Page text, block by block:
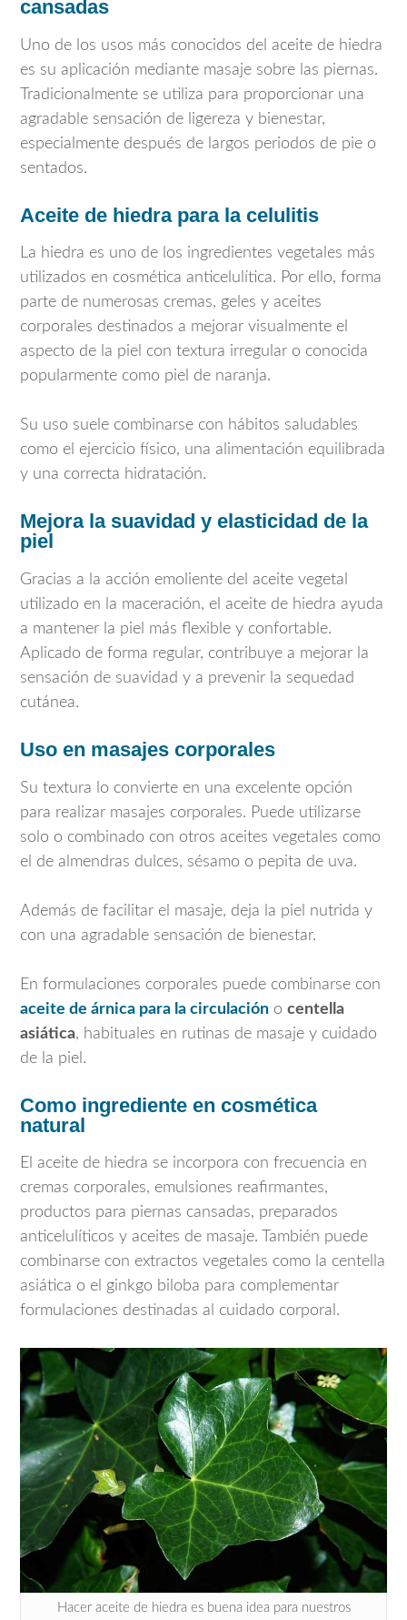
cansadas
Uno de los usos más conocidos del aceite de hiedra
es su aplicación mediante masaje sobre las piernas.
Tradicionalmente se utiliza para proporcionar una
agradable sensación de ligereza y bienestar,
especialmente después de largos periodos de pie o
sentados.
Aceite de hiedra para la celulitis
La hiedra es uno de los ingredientes vegetales más
utilizados en cosmética anticelulítica. Por ello, forma
parte de numerosas cremas, geles y aceites
corporales destinados a mejorar visualmente el
aspecto de la piel con textura irregular o conocida
popularmente como piel de naranja.
Su uso suele combinarse con hábitos saludables
como el ejercicio físico, una alimentación equilibrada
y una correcta hidratación.
Mejora la suavidad y elasticidad de la
piel
Gracias a la acción emoliente del aceite vegetal
utilizado en la maceración, el aceite de hiedra ayuda
a mantener la piel más flexible y confortable.
Aplicado de forma regular, contribuye a mejorar la
sensación de suavidad y a prevenir la sequedad
cutánea.
Uso en masajes corporales
Su textura lo convierte en una excelente opción
para realizar masajes corporales. Puede utilizarse
solo o combinado con otros aceites vegetales como
el de almendras dulces, sésamo o pepita de uva.
Además de facilitar el masaje, deja la piel nutrida y
con una agradable sensación de bienestar.
En formulaciones corporales puede combinarse con
aceite de árnica para la circulación o centella
asiática, habituales en rutinas de masaje y cuidado
de la piel.
Como ingrediente en cosmética
natural
El aceite de hiedra se incorpora con frecuencia en
cremas corporales, emulsiones reafirmantes,
productos para piernas cansadas, preparados
anticelulíticos y aceites de masaje. También puede
combinarse con extractos vegetales como la centella
asiática o el ginkgo biloba para complementar
formulaciones destinadas al cuidado corporal.
Hacer aceite de hiedra es buena idea para nuestros